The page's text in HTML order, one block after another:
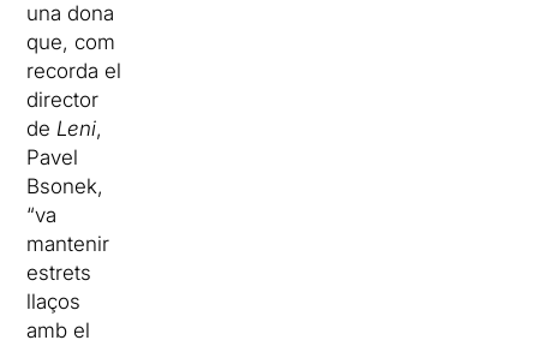
una dona
que, com
recorda el
director
de Leni,
Pavel
Bsonek,
“va
mantenir
estrets
llaços
amb el